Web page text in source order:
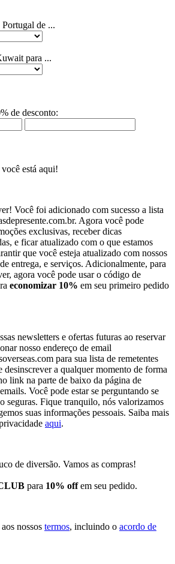
de ...
para ...
de desconto:
está aqui!
Você foi adicionado com sucesso a lista
Agora você pode
exclusivas, receber dicas
e ficar atualizado com o que estamos
que você esteja atualizado com nossos
entrega, e serviços. Adicionalmente, para
agora você pode usar o código de
economizar 10% em seu primeiro pedido
newsletters e ofertas futuras ao reservar
nosso endereço de email
para sua lista de remetentes
desinscrever a qualquer momento de forma
link na parte de baixo da página de
Você pode estar se perguntando se
seguras. Fique tranquilo, nós valorizamos
suas informações pessoais. Saiba mais
aqui.
de diversão. Vamos as compras!
para 10% offem seu pedido.
nossos termos, incluindo o acordo de